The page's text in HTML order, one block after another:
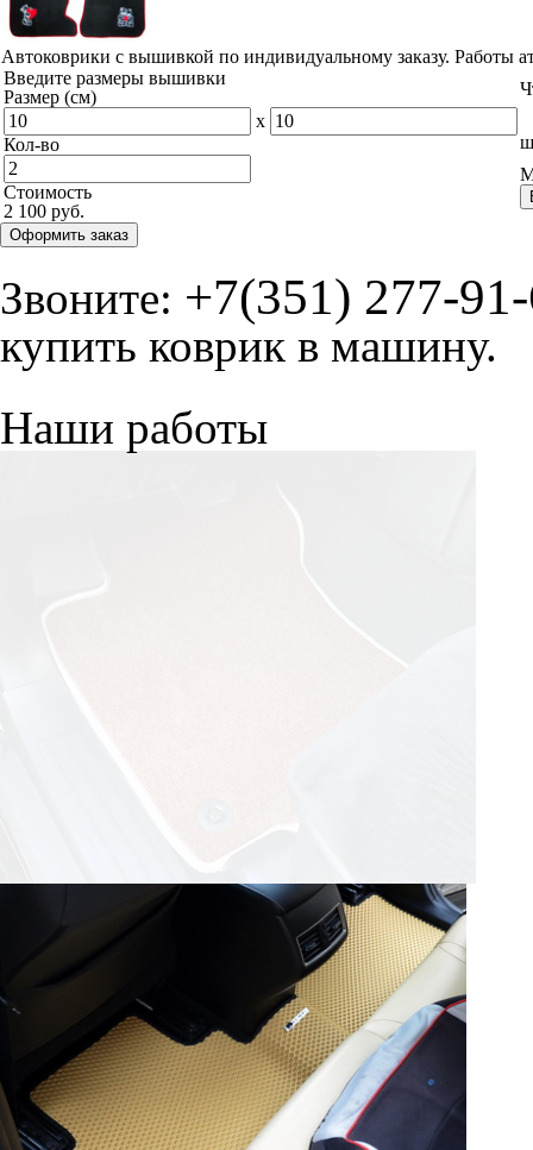
Автоковрики с вышивкой по индивидуальному заказу. Работы
Введите размеры вышивки
Размер (см)
x
Кол-во
Стоимость
2 100 руб.
Оформить заказ
Звоните: +7(351) 277-
купить коврик в машину.
Наши работы
корпус 1.
На нашем сайте в целях
работоспособности
персональных данных,
браузером. Это,
и т.д. Если Вы